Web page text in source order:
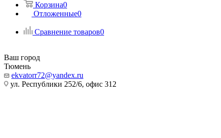
Корзина0
Отложенные0
Сравнение товаров0
Ваш город
Тюмень
ekvatorr72@yandex.ru
ул. Республики 252/6, офис 312